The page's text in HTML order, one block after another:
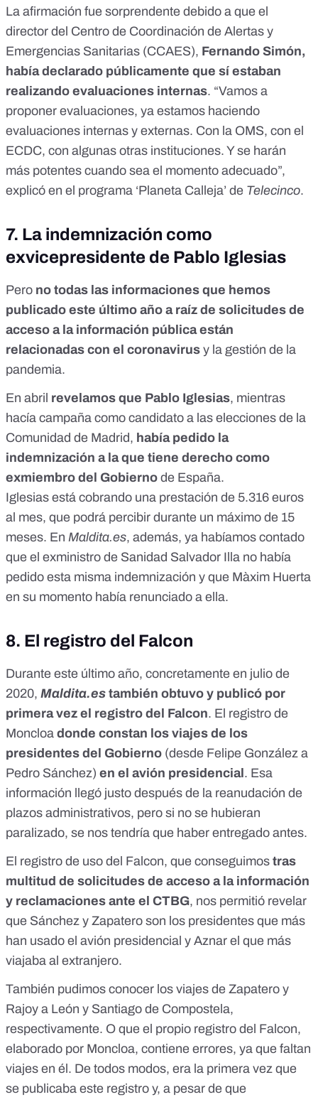
La afirmación fue sorprendente debido a que el
director del Centro de Coordinación de Alertas y
Emergencias Sanitarias (CCAES), Fernando Simón,
había declarado públicamente que sí estaban
realizando evaluaciones internas. “Vamos a
proponer evaluaciones, ya estamos haciendo
evaluaciones internas y externas. Con la OMS, con el
ECDC, con algunas otras instituciones. Y se harán
más potentes cuando sea el momento adecuado”,
explicó en el programa ‘Planeta Calleja’ de Telecinco.
7. La indemnización como
exvicepresidente de Pablo Iglesias
Pero no todas las informaciones que hemos
publicado este último año a raíz de solicitudes de
acceso a la información pública están
relacionadas con el coronavirus y la gestión de la
pandemia.
En abril revelamos que Pablo Iglesias, mientras
hacía campaña como candidato a las elecciones de la
Comunidad de Madrid, había pedido la
indemnización a la que tiene derecho como
exmiembro del Gobierno de España.
Iglesias está cobrando una prestación de 5.316 euros
al mes, que podrá percibir durante un máximo de 15
meses. En Maldita.es, además, ya habíamos contado
que el exministro de Sanidad Salvador Illa no había
pedido esta misma indemnización y que Màxim Huerta
en su momento había renunciado a ella.
8. El registro del Falcon
Durante este último año, concretamente en julio de
2020, Maldita.es también obtuvo y publicó por
primera vez el registro del Falcon. El registro de
Moncloa donde constan los viajes de los
presidentes del Gobierno (desde Felipe González a
Pedro Sánchez) en el avión presidencial . Esa
información llegó justo después de la reanudación de
plazos administrativos, pero si no se hubieran
paralizado, se nos tendría que haber entregado antes.
El registro de uso del Falcon, que conseguimos tras
multitud de solicitudes de acceso a la información
y reclamaciones ante el CTBG, nos permitió revelar
que Sánchez y Zapatero son los presidentes que más
han usado el avión presidencial y Aznar el que más
viajaba al extranjero.
También pudimos conocer los viajes de Zapatero y
Rajoy a León y Santiago de Compostela,
respectivamente. O que el propio registro del Falcon,
elaborado por Moncloa, contiene errores, ya que faltan
viajes en él . De todos modos, era la primera vez que
se publicaba este registro y, a pesar de que